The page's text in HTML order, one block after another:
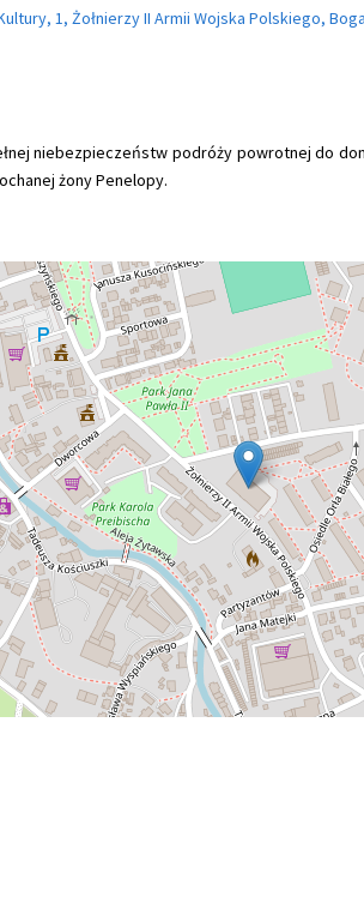
1, Żołnierzy II Armii Wojska Polskiego,
niebezpieczeństw podróży powrotnej do
żony Penelopy.